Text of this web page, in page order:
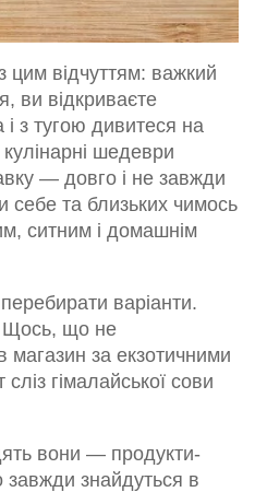
цим відчуттям: важкий
ви відкриваєте
з тугою дивитеся на
шедеври
— довго і не завжди
та близьких чимось
ситним і домашнім
варіанти.
Щось, що не
магазин за екзотичними
гімалайської сови
вони — продукти-
завжди знайдуться в